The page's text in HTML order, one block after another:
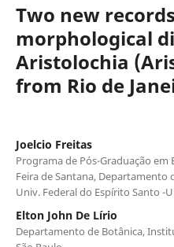
Two new
morphological
Aristolochia
from Rio de
Joelcio Freitas
Programa de Pós-Graduação
Feira de Santana, Departamento
Univ. Federal do Espírito Santo -
Elton John De Lírio
Departamento de Botânica,